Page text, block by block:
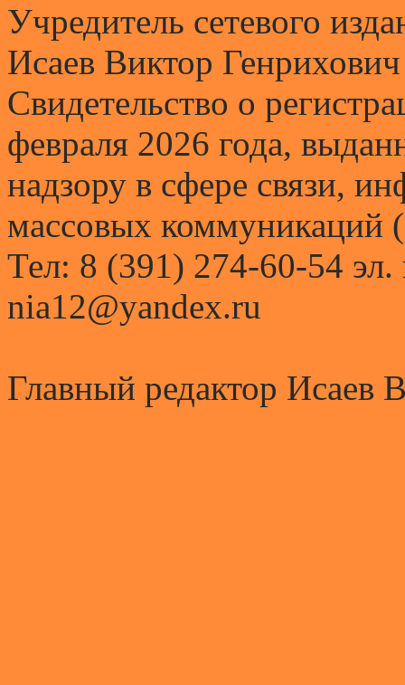
Учредитель сетевого
Исаев Виктор Генрихович
Свидетельство о
февраля 2026 года,
надзору в сфере связи,
массовых коммуникаций
Тел: 8 (391) 274-60-54 эл.
nia12@yandex.ru
Главный редактор Исаев